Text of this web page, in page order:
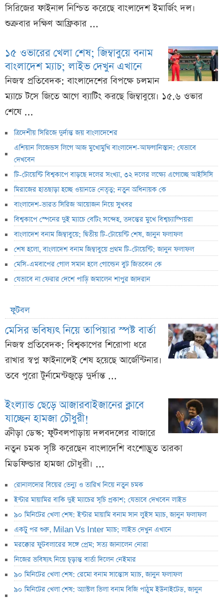
সিরিজের ফাইনাল নিশ্চিত করেছে বাংলাদেশ ইমার্জিং দল।
শুক্রবার দক্ষিণ আফ্রিকার ...
১৫ ওভারের খেলা শেষ; জিম্বাবুয়ে বনাম
বাংলাদেশ ম্যাচ; লাইভ দেখুন এখানে
নিজস্ব প্রতিবেদক: বাংলাদেশের বিপক্ষে চলমান
ম্যাচে টসে জিতে আগে ব্যাটিং করছে জিম্বাবুয়ে। ১৫.৬ ওভার
শেষে ...
ত্রিদেশীয় সিরিজে দুর্দান্ত জয় বাংলাদেশের
এশিয়ান লিজেন্ডস লিগে আজ মুখোমুখি বাংলাদেশ-আফগানিস্তান: যেভাবে
দেখবেন
টি-টোয়েন্টি বিশ্বকাপে বাড়ছে দলের সংখ্যা, ৩২ দলের লক্ষ্যে এগোচ্ছে আইসিসি
মিরাজের হাতছাড়া হচ্ছে ওয়ানডে নেতৃত্ব; নতুন অধিনায়ক কে
বাংলাদেশ-ভারত সিরিজ আয়োজন নিয়ে সুখবর
বিশ্বকাপে স্পেনের দুই ম্যাচে বেটিং সন্দেহ, তদন্তের মুখে বিশ্বচ্যাম্পিয়রা
বাংলাদেশ বনাম জিম্বাবুয়ে; দ্বিতীয় টি-টোয়েন্টি শেষ, জানুন ফলাফল
শেষ হলো, বাংলাদেশ বনাম জিম্বাবুয়ে প্রথম টি-টোয়েন্টি; জানুন ফলাফল
মেসি-এমবাপের গোল সমান হলে গোল্ডেন বুট জিতবেন কে
যেভাবে না ফেরার দেশে পাড়ি জমালেন শাপুর জাদরান
ফুটবল
মেসির ভবিষ্যৎ নিয়ে তাপিয়ার স্পষ্ট বার্তা
নিজস্ব প্রতিবেদক: বিশ্বকাপের শিরোপা ধরে
রাখার স্বপ্ন ফাইনালেই শেষ হয়েছে আর্জেন্টিনার।
তবে পুরো টুর্নামেন্টজুড়ে দুর্দান্ত ...
ইংল্যান্ড ছেড়ে আজারবাইজানের ক্লাবে
যাচ্ছেন হামজা চৌধুরী!
ক্রীড়া ডেস্ক: ফুটবলপাড়ায় দলবদলের বাজারে
নতুন চমক সৃষ্টি করেছেন বাংলাদেশি বংশোদ্ভূত তারকা
মিডফিল্ডার হামজা চৌধুরী। ...
রোনালদোর বিয়ের ভেন্যু ও তারিখ নিয়ে নতুন চমক
ইন্টার মায়ামির বাকি দুই ম্যাচের সূচি প্রকাশ; যেভাবে দেখবেন লাইভ
৯০ মিনিটের খেলা শেষ: ইন্টার মায়ামি বনাম সান লুইস ম্যাচ, জানুন ফলাফল
একটু পর শুরু, Milan Vs Inter ম্যাচ; লাইভ দেখুন এখানে
মরক্কোর ফুটবলারের সঙ্গে প্রেম; সত্য জানালেন নোরা
নিজের ভবিষ্যৎ নিয়ে চূড়ান্ত বার্তা দিলেন নেইমার
৯০ মিনিটের খেলা শেষ: রেমো বনাম সান্তোস ম্যাচ, জানুন ফলাফল
৯০ মিনিটের খেলা শেষ: অ্যাস্টল ভিলা বনাম বিজি পাঠুম ইউনাইটেড, জানুন